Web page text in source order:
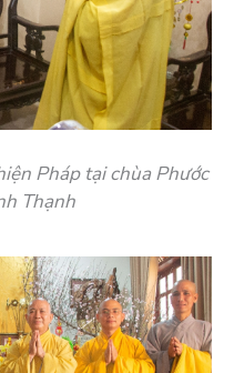
Pháp tại chùa Phước
Thạnh